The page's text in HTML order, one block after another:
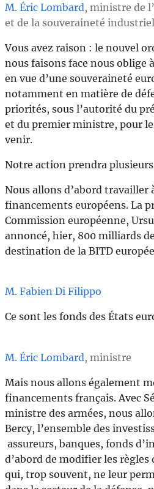
M. Éric Lombard, ministre de
et de la souveraineté
Vous avez raison : le nouvel
nous faisons face nous oblige
en vue d’une souveraineté
notamment en matière de
priorités, sous l’autorité du
et du premier ministre, pour
venir.
Notre action prendra
Nous allons d’abord travailler
financements européens. La
Commission européenne,
annoncé, hier, 800 milliards
destination de la BITD
M. Fabien Di Filippo
Ce sont les fonds des États
M. Éric Lombard, ministre
Mais nous allons également
financements français. Avec
ministre des armées, nous
Bercy, l’ensemble des
assureurs, banques, fonds
d’abord de modifier les
qui, trop souvent, ne leur